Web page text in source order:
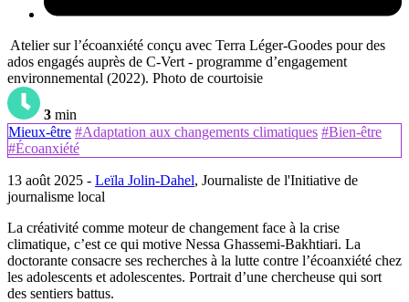
Atelier sur l’écoanxiété conçu avec Terra Léger-Goodes pour des
ados engagés auprès de C-Vert - programme d’engagement
environnemental (2022). Photo de courtoisie
3 min
Mieux-être #Adaptation aux changements climatiques #Bien-être
#Écoanxiété
13 août 2025 - Leïla Jolin-Dahel, Journaliste de l'Initiative de
journalisme local
La créativité comme moteur de changement face à la crise
climatique, c’est ce qui motive Nessa Ghassemi-Bakhtiari. La
doctorante consacre ses recherches à la lutte contre l’écoanxiété chez
les adolescents et adolescentes. Portrait d’une chercheuse qui sort
des sentiers battus.